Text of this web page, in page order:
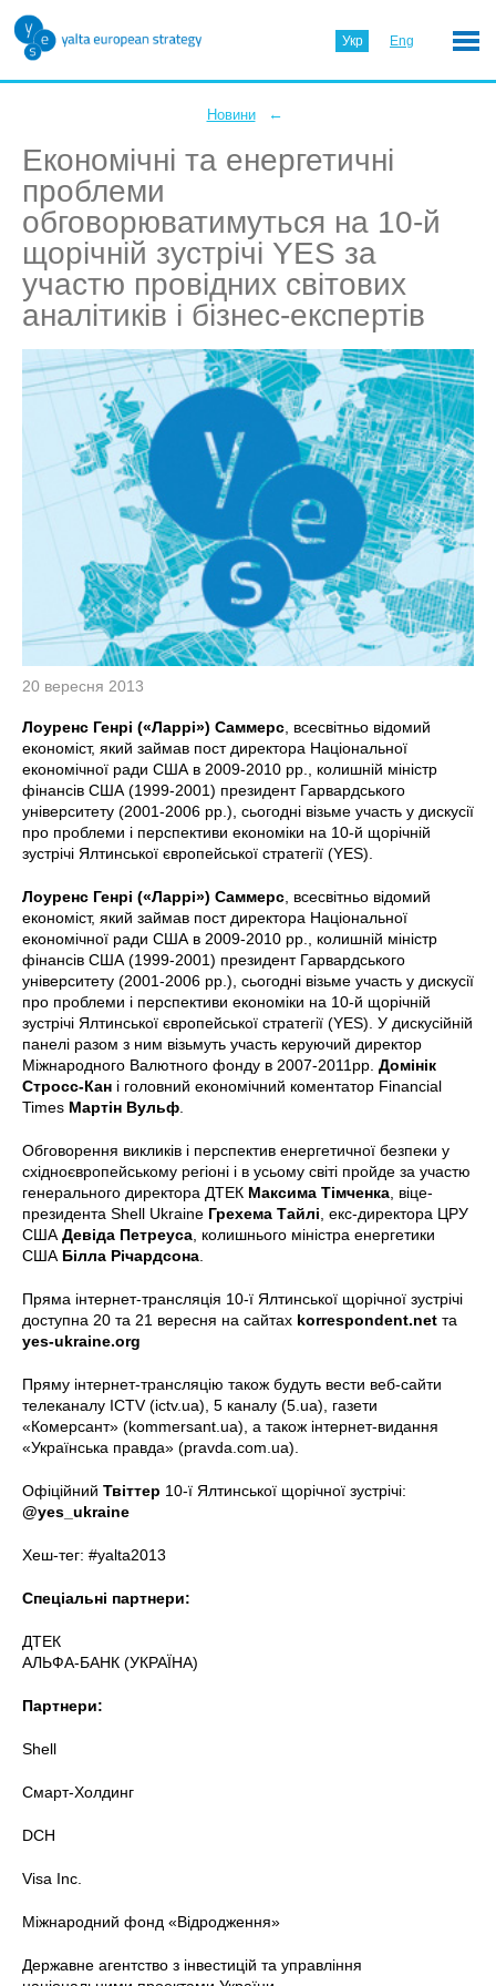
Укр Eng
Новини ←
Економічні та енергетичні
проблеми
обговорюватимуться на 10-й
щорічній зустрічі YES за
участю провідних світових
аналітиків і бізнес-експертів
20 вересня 2013
Лоуренс Генрі («Ларрі») Саммерс , всесвітньо відомий
економіст, який займав пост директора Національної
економічної ради США в 2009-2010 рр., колишній міністр
фінансів США (1999-2001) президент Гарвардського
університету (2001-2006 рр.), сьогодні візьме участь у дискусії
про проблеми і перспективи економіки на 10-й щорічній
зустрічі Ялтинської європейської стратегії (YES).
Лоуренс Генрі («Ларрі») Саммерс , всесвітньо відомий
економіст, який займав пост директора Національної
економічної ради США в 2009-2010 рр., колишній міністр
фінансів США (1999-2001) президент Гарвардського
університету (2001-2006 рр.), сьогодні візьме участь у дискусії
про проблеми і перспективи економіки на 10-й щорічній
зустрічі Ялтинської європейської стратегії (YES). У дискусійній
панелі разом з ним візьмуть участь керуючий директор
Міжнародного Валютного фонду в 2007-2011рр. Домінік
Стросс-Кан і головний економічний коментатор Financial
Times Мартін Вульф
Обговорення викликів і перспектив енергетичної безпеки у
східноєвропейському регіоні і в усьому світі пройде за участю
генерального директора ДТЕК Максима Тімченка , віце-
президента Shell Ukraine Грехема Тайлі , екс-директора ЦРУ
США Девіда Петреуса , колишнього міністра енергетики
США Білла Річардсона
Пряма інтернет-трансляція 10-ї Ялтинської щорічної зустрічі
доступна 20 та 21 вересня на сайтах korrespondent.net та
yes-ukraine.org
Пряму інтернет-трансляцію також будуть вести веб-сайти
телеканалу ICTV (ictv.ua), 5 каналу (5.ua), газети
«Комерсант» (kommersant.ua), а також інтернет-видання
«Українська правда» (pravda.com.ua).
Офіційний Твіттер 10-ї Ялтинської щорічної зустрічі:
@yes_ukraine
Хеш-тег: #yalta2013
Спеціальні партнери:
ДТЕК
АЛЬФА-БАНК (УКРАЇНА)
Партнери:
Shell
Смарт-Холдинг
DCH
Visa Inc.
Міжнародний фонд «Відродження»
Державне агентство з інвестицій та управління